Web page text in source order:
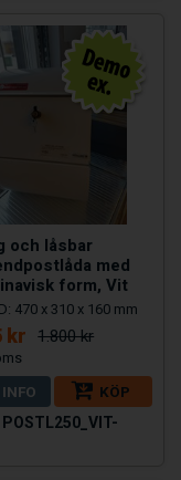
och låsbar
med
form, Vit
470 x 310 x 160 mm
kr 1.800 kr
KÖP
POSTL250_VIT-